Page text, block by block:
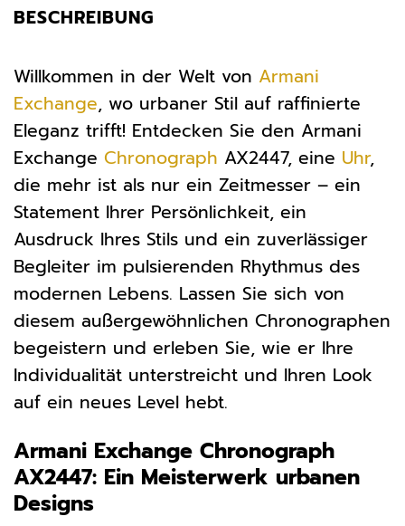
BESCHREIBUNG
Willkommen in der Welt von Armani
Exchange, wo urbaner Stil auf raffinierte
Eleganz trifft! Entdecken Sie den Armani
Exchange Chronograph AX2447, eine Uhr,
die mehr ist als nur ein Zeitmesser – ein
Statement Ihrer Persönlichkeit, ein
Ausdruck Ihres Stils und ein zuverlässiger
Begleiter im pulsierenden Rhythmus des
modernen Lebens. Lassen Sie sich von
diesem außergewöhnlichen Chronographen
begeistern und erleben Sie, wie er Ihre
Individualität unterstreicht und Ihren Look
auf ein neues Level hebt.
Armani Exchange Chronograph
AX2447: Ein Meisterwerk urbanen
Designs